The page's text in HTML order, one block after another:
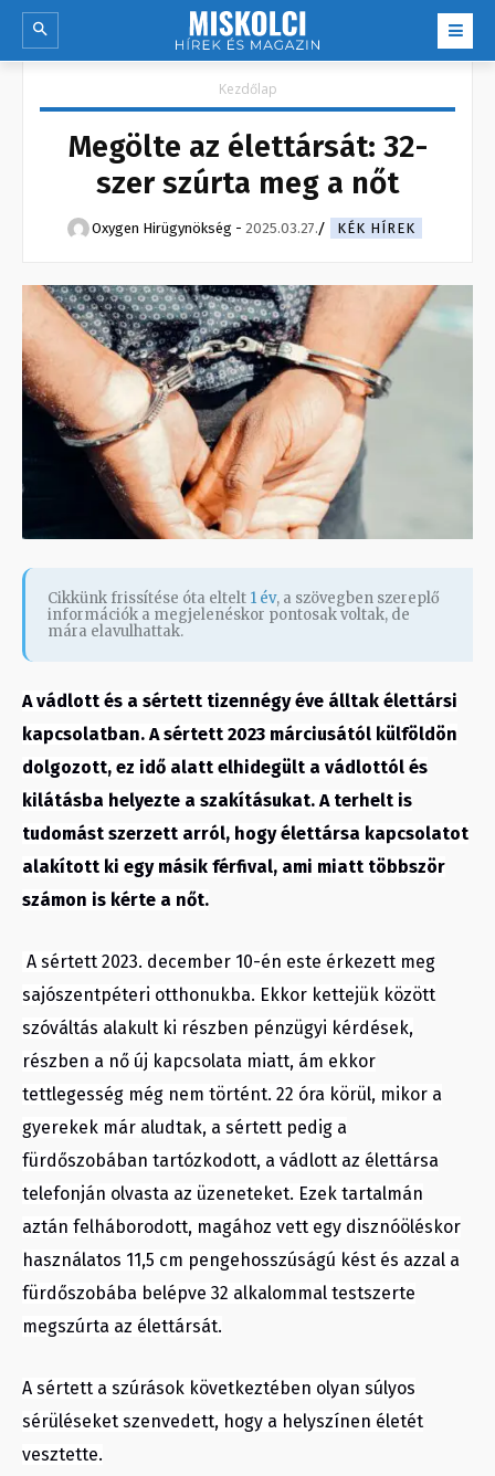
Kezdőlap
Megölte az élettársát: 32-
szer szúrta meg a nőt
Oxygen Hirügynökség - 2025.03.27. KÉK HÍREK
Cikkünk frissítése óta eltelt 1 év, a szövegben szereplő
információk a megjelenéskor pontosak voltak, de
mára elavulhattak.
A vádlott és a sértett tizennégy éve álltak élettársi
kapcsolatban. A sértett 2023 márciusától külföldön
dolgozott, ez idő alatt elhidegült a vádlottól és
kilátásba helyezte a szakításukat. A terhelt is
tudomást szerzett arról, hogy élettársa kapcsolatot
alakított ki egy másik férfival, ami miatt többször
számon is kérte a nőt.
A sértett 2023. december 10-én este érkezett meg
sajószentpéteri otthonukba. Ekkor kettejük között
szóváltás alakult ki részben pénzügyi kérdések,
részben a nő új kapcsolata miatt, ám ekkor
tettlegesség még nem történt. 22 óra körül, mikor a
gyerekek már aludtak, a sértett pedig a
fürdőszobában tartózkodott, a vádlott az élettársa
telefonján olvasta az üzeneteket. Ezek tartalmán
aztán felháborodott, magához vett egy disznóöléskor
használatos 11,5 cm pengehosszúságú kést és azzal a
fürdőszobába belépve 32 alkalommal testszerte
megszúrta az élettársát.
A sértett a szúrások következtében olyan súlyos
sérüléseket szenvedett, hogy a helyszínen életét
vesztette.